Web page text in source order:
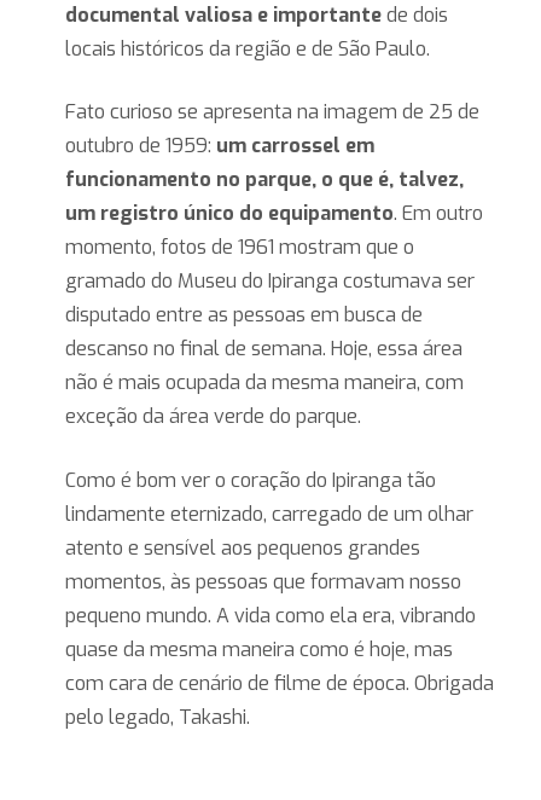
documental valiosa e importantede dois
locais históricos da região e de São Paulo.
Fato curioso se apresenta na imagem de 25 de
outubro de 1959: um carrossel em
funcionamento no parque, o que é, talvez,
um registro único do equipamento. Em outro
momento, fotos de 1961 mostram que o
gramado do Museu do Ipiranga costumava ser
disputado entre as pessoas em busca de
descanso no final de semana. Hoje, essa área
não é mais ocupada da mesma maneira, com
exceção da área verde do parque.
Como é bom ver o coração do Ipiranga tão
lindamente eternizado, carregado de um olhar
atento e sensível aos pequenos grandes
momentos, às pessoas que formavam nosso
pequeno mundo. A vida como ela era, vibrando
quase da mesma maneira como é hoje, mas
com cara de cenário de filme de época. Obrigada
pelo legado, Takashi.